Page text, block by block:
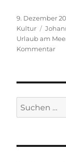
Veröffentlicht
am
9. Dezember
Kultur
Urlaub am
Kommentarzu
an
Suche
nach: